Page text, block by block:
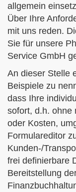
allgemein
Über Ihre
mit uns reden.
Sie für unsere
Service GmbH
An dieser Stelle
Beispiele zu
dass Ihre
sofort, d.h. ohne
oder Kosten,
Formulareditor
Kunden-/
frei definierbare
Bereitstellung